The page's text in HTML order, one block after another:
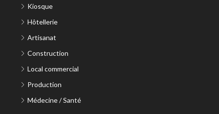
Kiosque
Hôtellerie
Artisanat
Construction
Local commercial
Production
Médecine / Santé